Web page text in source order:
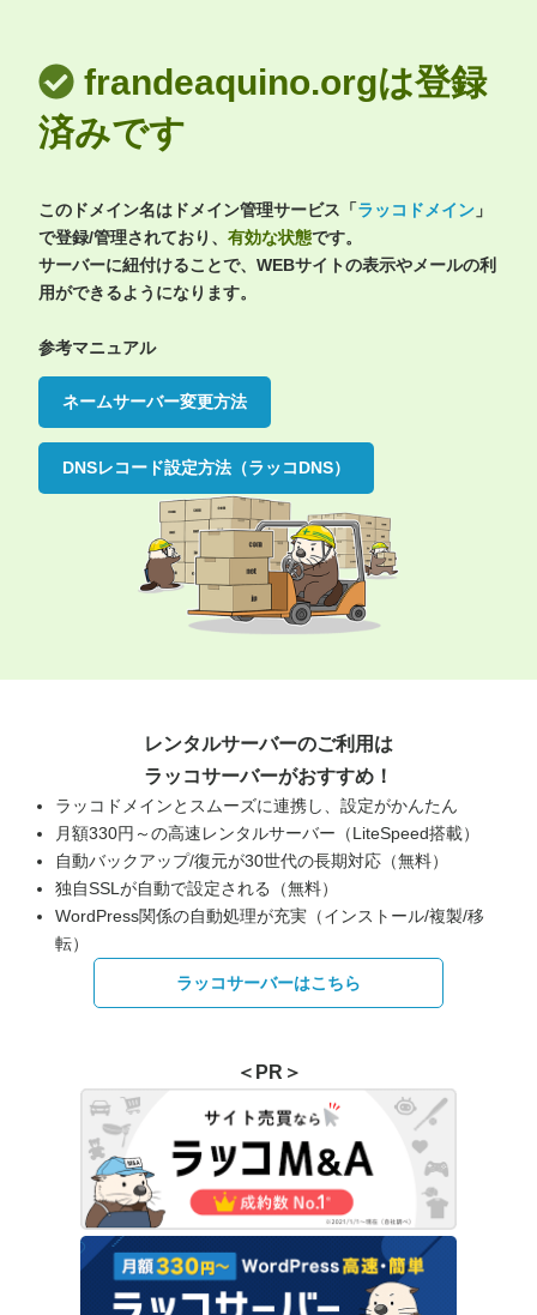
frandeaquino.orgは登録
済みです
このドメイン名はドメイン管理サービス「ラッコドメイン 」
で登録/管理されており、 有効な状態です。
サーバーに紐付けることで、WEBサイトの表示やメールの利
用ができるようになります。
参考マニュアル
ネームサーバー変更方法
DNSレコード設定方法（ラッコDNS）
レンタルサーバーのご利用は
ラッコサーバーがおすすめ！
ラッコドメインとスムーズに連携し、設定がかんたん
月額330円～の高速レンタルサーバー（LiteSpeed搭載）
自動バックアップ/復元が30世代の長期対応（無料）
独自SSLが自動で設定される（無料）
WordPress関係の自動処理が充実（インストール/複製/移
転）
ラッコサーバーはこちら
＜PR＞